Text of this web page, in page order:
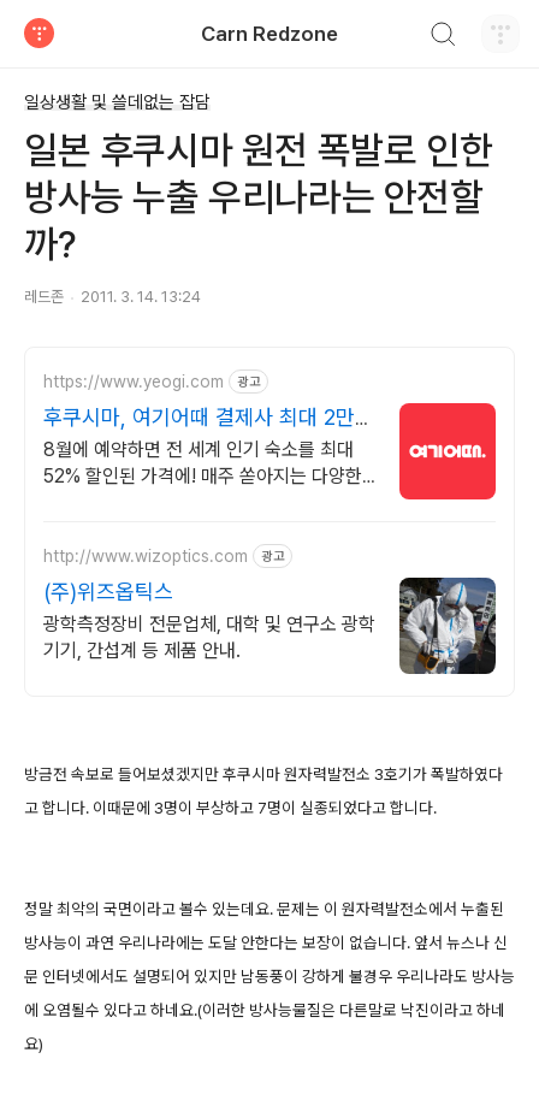
Carn Redzone
일상생활 및 쓸데없는 잡담
일본 후쿠시마 원전 폭발로 인한
방사능 누출 우리나라는 안전할
까?
레드존 2011. 3. 14. 13:24
https://www.yeogi.com 광고
후쿠시마, 여기어때 결제사 최대 2만원
추가할인
8월에 예약하면 전 세계 인기 숙소를 최대
52% 할인된 가격에! 매주 쏟아지는 다양한
http://www.wizoptics.com 광고
(주)위즈옵틱스
광학측정장비 전문업체, 대학 및 연구소 광학
기기, 간섭계 등 제품 안내.
방금전 속보로 들어보셨겠지만 후쿠시마 원자력발전소 3호기가 폭발하였다
고 합니다. 이때문에 3명이 부상하고 7명이 실종되었다고 합니다.
정말 최악의 국면이라고 볼수 있는데요. 문제는 이 원자력발전소에서 누출된
방사능이 과연 우리나라에는 도달 안한다는 보장이 없습니다. 앞서 뉴스나 신
문 인터넷에서도 설명되어 있지만 남동풍이 강하게 불경우 우리나라도 방사능
에 오염될수 있다고 하네요.(이러한 방사능물질은 다른말로 낙진이라고 하네
요)